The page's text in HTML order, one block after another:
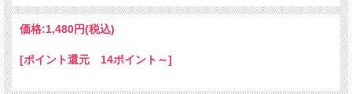
価格:1,480円(税込)
[ポイント還元 14ポイント～]